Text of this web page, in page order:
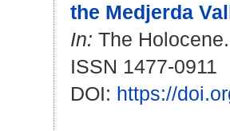
the Medjerda
In: The
ISSN 1477-0911
DOI: https://